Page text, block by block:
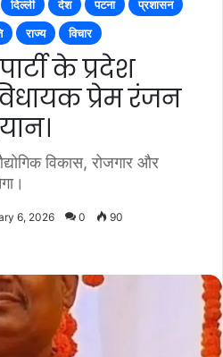
दिल्ली देश पटना
प्रशासन
राज्य विचार
के प्रदेश
प्रेम रंजन
विकास, रोजगार और
6, 2026 0 90